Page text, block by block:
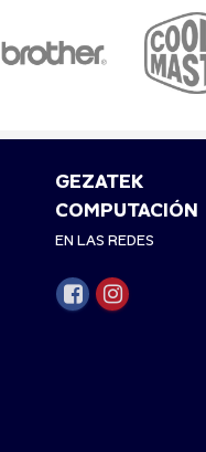
GEZATEK
COMPUTACIÓN
EN LAS REDES